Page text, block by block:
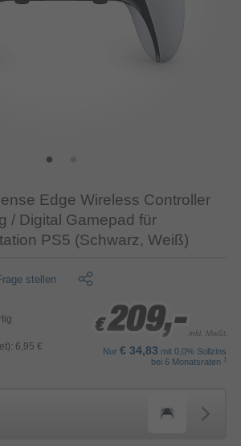
Edge Wireless Controller
/ Digital Gamepad für
PS5 (Schwarz, Weiß)
stellen
6,95 €
€ 209,-
€ 209,-
€ 209,- inkl. MwSt.
Nur € 34,83 mit 0,0% Sollzins
bei 6 Monatsraten 1